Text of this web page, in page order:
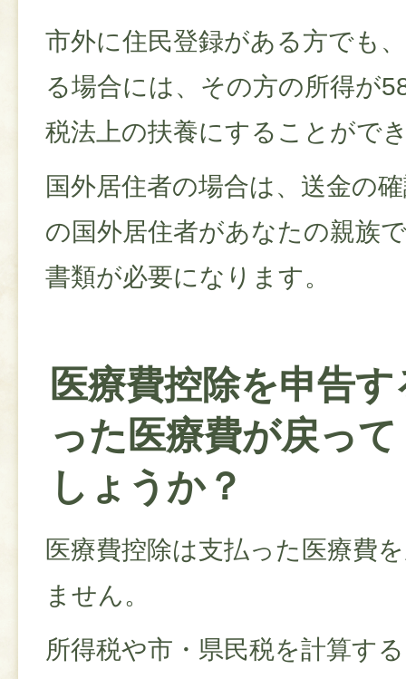
市外に住民登録がある方でも
る場合には、その方の所得が
税法上の扶養にすることがで
国外居住者の場合は、送金の
の国外居住者があなたの親族
書類が必要になります。
医療費控除を申告
った医療費が戻っ
しょうか？
医療費控除は支払った医療費
ません。
所得税や市・県民税を計算す